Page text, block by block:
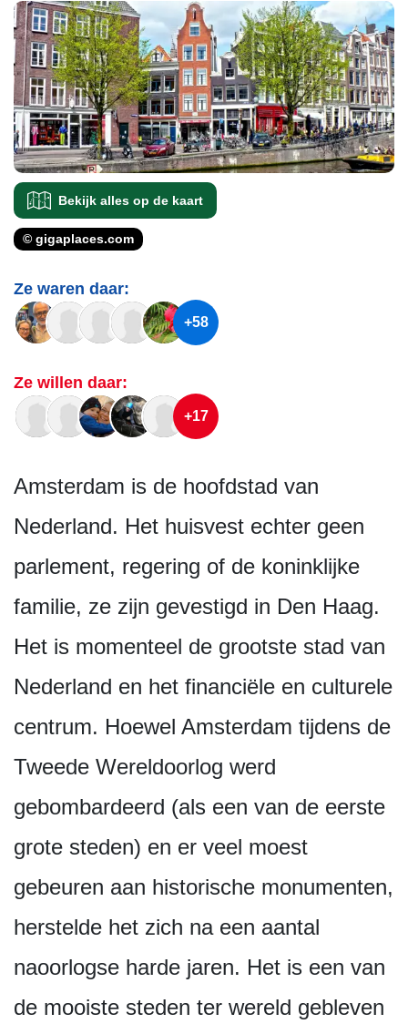
Bekijk alles op de kaart
© gigaplaces.com
Ze waren daar:
+58
Ze willen daar:
+17
Amsterdam is de hoofdstad van
Nederland. Het huisvest echter geen
parlement, regering of de koninklijke
familie, ze zijn gevestigd in Den Haag.
Het is momenteel de grootste stad van
Nederland en het financiële en culturele
centrum. Hoewel Amsterdam tijdens de
Tweede Wereldoorlog werd
gebombardeerd (als een van de eerste
grote steden) en er veel moest
gebeuren aan historische monumenten,
herstelde het zich na een aantal
naoorlogse harde jaren. Het is een van
de mooiste steden ter wereld gebleven